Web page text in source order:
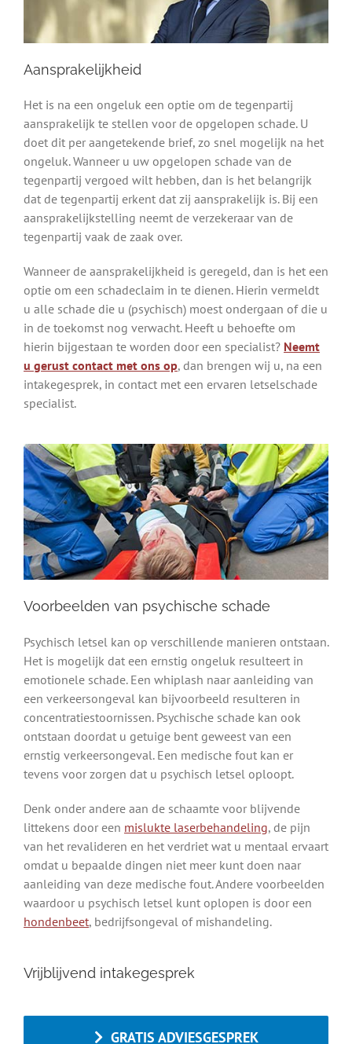
Aansprakelijkheid
Het is na een ongeluk een optie om de tegenpartij
aansprakelijk te stellen voor de opgelopen schade. U
doet dit per aangetekende brief, zo snel mogelijk na het
ongeluk. Wanneer u uw opgelopen schade van de
tegenpartij vergoed wilt hebben, dan is het belangrijk
dat de tegenpartij erkent dat zij aansprakelijk is. Bij een
aansprakelijkstelling neemt de verzekeraar van de
tegenpartij vaak de zaak over.
Wanneer de aansprakelijkheid is geregeld, dan is het een
optie om een schadeclaim in te dienen. Hierin vermeldt
u alle schade die u (psychisch) moest ondergaan of die u
in de toekomst nog verwacht. Heeft u behoefte om
hierin bijgestaan te worden door een specialist? Neemt
u gerust contact met ons op, dan brengen wij u, na een
intakegesprek, in contact met een ervaren letselschade
specialist.
Voorbeelden van psychische schade
Psychisch letsel kan op verschillende manieren ontstaan.
Het is mogelijk dat een ernstig ongeluk resulteert in
emotionele schade. Een whiplash naar aanleiding van
een verkeersongeval kan bijvoorbeeld resulteren in
concentratiestoornissen. Psychische schade kan ook
ontstaan doordat u getuige bent geweest van een
ernstig verkeersongeval. Een medische fout kan er
tevens voor zorgen dat u psychisch letsel oploopt.
Denk onder andere aan de schaamte voor blijvende
littekens door een mislukte laserbehandeling, de pijn
van het revalideren en het verdriet wat u mentaal ervaart
omdat u bepaalde dingen niet meer kunt doen naar
aanleiding van deze medische fout. Andere voorbeelden
waardoor u psychisch letsel kunt oplopen is door een
hondenbeet, bedrijfsongeval of mishandeling.
Vrijblijvend intakegesprek
GRATIS ADVIESGESPREK